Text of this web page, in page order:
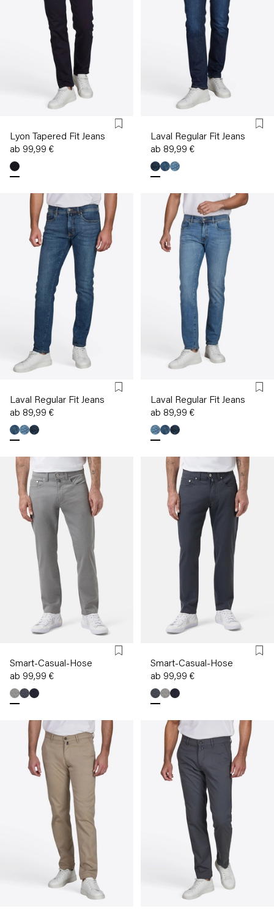
Lyon Tapered Fit Jeans
ab 99,99 €
Laval Regular Fit Jeans
ab 89,99 €
Laval Regular Fit Jeans
ab 89,99 €
Laval Regular Fit Jeans
ab 89,99 €
Smart-Casual-Hose
ab 99,99 €
Smart-Casual-Hose
ab 99,99 €